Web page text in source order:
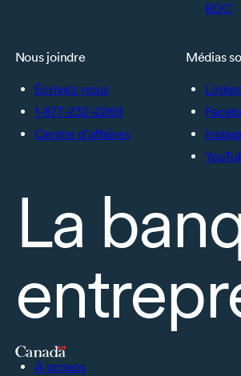
BDC
Nous joindre
Écrivez-nous
1-877-232-2269
Centre d’affaires
Médias
La
À propos